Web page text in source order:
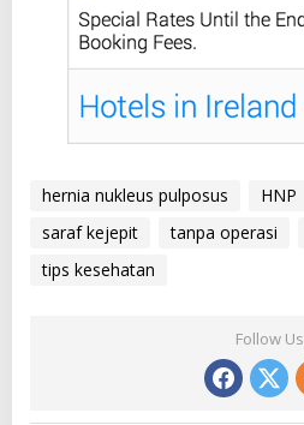
hernia nukleus pulposus HNP
saraf kejepit
tanpa operasi
tips kesehatan
Follow Us